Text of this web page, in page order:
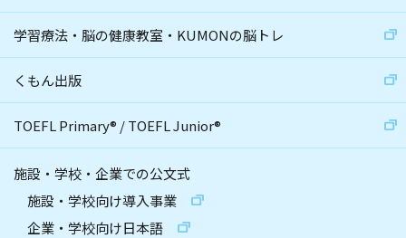
学習療法・脳の健康教室・KUMONの脳トレ
くもん出版
TOEFL Primary® /TOEFL Junior®
施設・学校・企業での公文式
施設・学校向け導入事業
企業・学校向け日本語